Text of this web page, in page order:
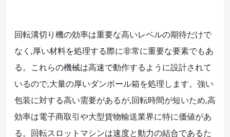
回転溝切り機の効率は重要な高いレベルの期待だけで
なく,厚い材料を処理する際に非常に重要な要素でもあ
る。これらの機械は高速で動作するように設計されて
いるので,大量の厚いダンボール箱を処理します。強い
包装に対する高い需要があるが,回転時間が短いため,高
効率は電子商取引や大型貨物輸送業界に特に価値があ
る。回転スロットマシンは速度と動力の結合であるた